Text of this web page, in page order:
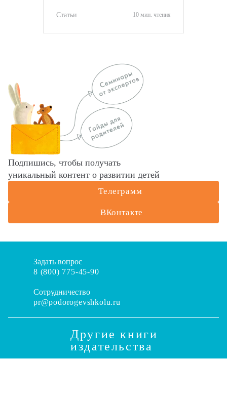
оценить ситуацию.
Статьи 10 мин. чтения
Подпишись, чтобы получать
уникальный контент о развитии детей
Телеграмм
ВКонтакте
Задать вопрос
8 (800) 775-45-90
Сотрудничество
pr@podorogevshkolu.ru
Другие книги
издательства